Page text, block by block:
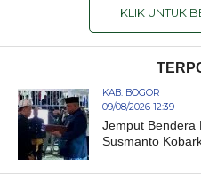
KLIK UNTUK
KAB. BOGOR
09/08/2026 12:39
Jemput Bendera
Susmanto